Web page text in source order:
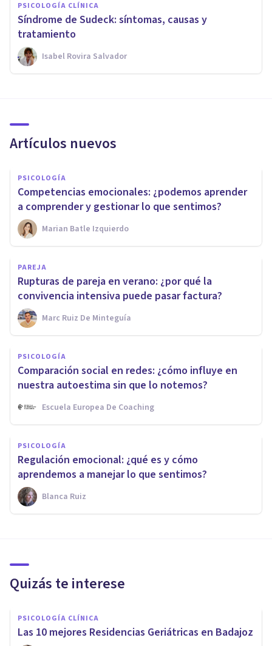
PSICOLOGÍA CLÍNICA
Síndrome de Sudeck: síntomas, causas y
tratamiento
Isabel Rovira Salvador
Artículos nuevos
PSICOLOGÍA
Competencias emocionales: ¿podemos aprender
a comprender y gestionar lo que sentimos?
Marian Batle Izquierdo
PAREJA
Rupturas de pareja en verano: ¿por qué la
convivencia intensiva puede pasar factura?
Marc Ruiz De Minteguía
PSICOLOGÍA
Comparación social en redes: ¿cómo influye en
nuestra autoestima sin que lo notemos?
Escuela Europea De Coaching
PSICOLOGÍA
Regulación emocional: ¿qué es y cómo
aprendemos a manejar lo que sentimos?
Blanca Ruiz
Quizás te interese
PSICOLOGÍA CLÍNICA
Las 10 mejores Residencias Geriátricas en Badajoz